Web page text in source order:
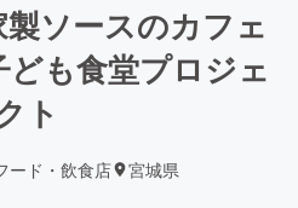
ソースのカフェ
も食堂プロジェ
ト
ード・飲食店 宮城県